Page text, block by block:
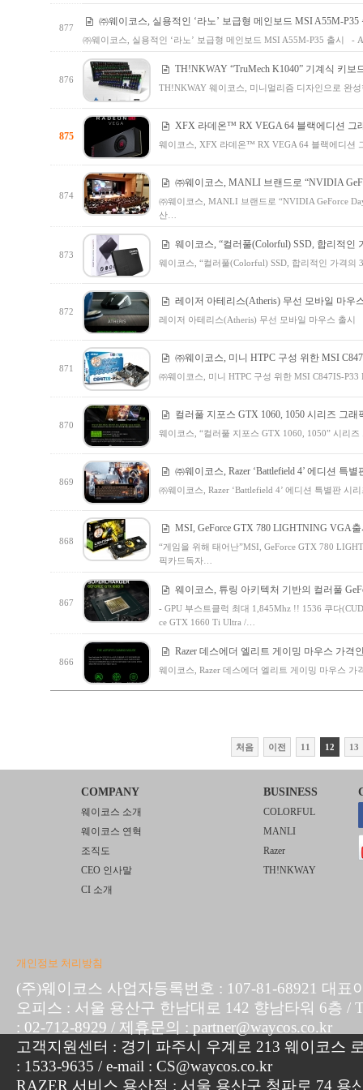
877
㈜웨이코스, 실용적인 ‘라노’ 보급형 메인보드 MSI A55M-P35
㈜웨이코스, 실용적인 ‘라노’ 보급형 메인보드 MSI A55M-P35 출시
876
TH!NKWAY “TruMech K1040” 기계식 키보
TH!NKWAY 웨이코스, 미니멀리즘 디자인으로
875
XFX 라데온™ RX VEGA 64 블랙에디션 그
웨이코스, XFX 라데온™ RX VEGA 64 블랙에
874
㈜웨이코스, MANLI 브랜드로 “NVIDIA
㈜웨이코스, MANLI 브랜드로 “NVIDIA GeForce
산…
873
웨이코스, “컬러풀(Colorful) SSD, 합리적
웨이코스, “컬러풀(Colorful) SSD, 합리적인 가
872
레이저 아테리스(Atheris) 무선 모바일 마우
레이저 아테리스(Atheris) 무선 모바일 마우스 출
871
㈜웨이코스, 미니 HTPC 구성 위한 MSI
㈜웨이코스, 미니 HTPC 구성 위한 MSI C847IS-
870
컬러풀 지포스 GTX 1060, 1050 시리즈 그
웨이코스, “컬러풀 지포스 GTX 1060, 1050” 시리
869
㈜웨이코스, Razer ‘Battlefield 4’ 에디션 특
㈜웨이코스, Razer ‘Battlefield 4’ 에디션 특별판
868
MSI, GeForce GTX 780 LIGHTNING VGA
“게임을 위해 태어난”MSI, GeForce GTX 780
픽카드독자…
867
웨이코스, 튜링 아키텍처 기반의 컬러풀
- GPU 부스트클럭 최대 1,845Mhz !! 1536 쿠다
ce GTX 1660 Ti Ultra /…
866
Razer 데스에더 엘리트 게이밍 마우스 가격
웨이코스, Razer 데스에더 엘리트 게이밍 마우스
처음 이전 11 12 13
COMPANY
웨이코스 소개
웨이코스 연혁
조직도
CEO 인사말
CI 소개
BUSINESS
COLORFUL
MANLI
Razer
TH!NKWAY
개인정보 처리방침
(주)웨이코스 사업자등록번호 : 107-81-68921 대표
오피스 : 서울 용산구 한남대로 142 향남타워 6층 /
: 02-712-8929 / 제휴문의 : partner@waycos.co.kr
고객지원센터 : 경기 파주시 우계로 213 웨이코스
: 1533-9635 / e-mail : CS@waycos.co.kr
RAZER 서비스 용산점 : 서울 용산구 청파로 74 용